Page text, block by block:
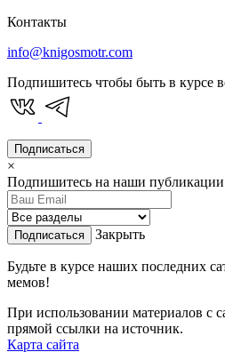
Контакты
info@knigosmotr.com
Подпишитесь чтобы быть в курсе
Подписаться
×
Подпишитесь на наши публикации
Подписаться Закрыть
Будьте в курсе наших последних
мемов!
При использовании материалов с
прямой ссылки на источник.
Карта сайта